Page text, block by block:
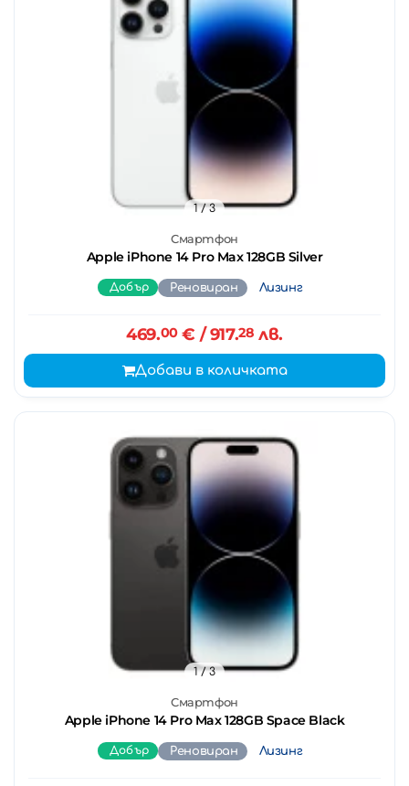
Смартфон
Apple iPhone 14 Pro Max 128GB Silver
1/ 3
Добър Реновиран Лизинг
469.00€ / 917.28 лв.
Добави в количката
Смартфон
Apple iPhone 14 Pro Max 128GB Space Black
1/ 3
Добър Реновиран Лизинг